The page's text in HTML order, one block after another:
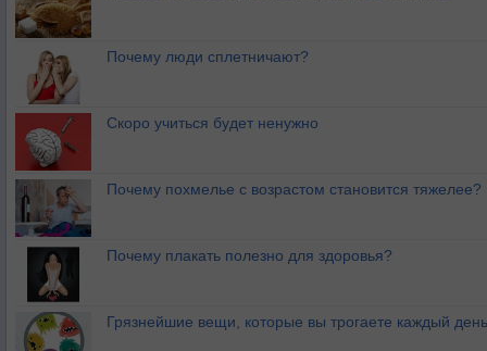
Почему люди сплетничают?
Скоро учиться будет ненужно
Почему похмелье с возрастом становится тяжелее?
Почему плакать полезно для здоровья?
Грязнейшие вещи, которые вы трогаете каждый день